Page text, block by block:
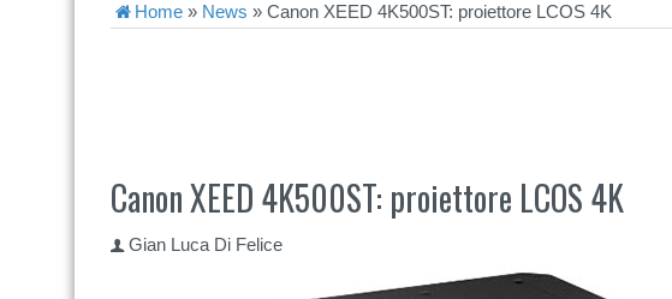
Home » News » Canon XEED 4K500ST: proiettore LCOS 4K
Canon XEED 4K500ST: proiettore LCOS 4K
Gian Luca Di Felice